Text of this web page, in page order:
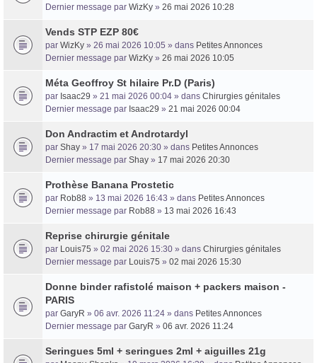
Dernier message par WizKy » 26 mai 2026 10:28
Vends STP EZP 80€
par WizKy » 26 mai 2026 10:05 » dans Petites Annonces
Dernier message par WizKy » 26 mai 2026 10:05
Méta Geoffroy St hilaire Pr.D (Paris)
par Isaac29 » 21 mai 2026 00:04 » dans Chirurgies génitales
Dernier message par Isaac29 » 21 mai 2026 00:04
Don Andractim et Androtardyl
par Shay » 17 mai 2026 20:30 » dans Petites Annonces
Dernier message par Shay » 17 mai 2026 20:30
Prothèse Banana Prostetic
par Rob88 » 13 mai 2026 16:43 » dans Petites Annonces
Dernier message par Rob88 » 13 mai 2026 16:43
Reprise chirurgie génitale
par Louis75 » 02 mai 2026 15:30 » dans Chirurgies génitales
Dernier message par Louis75 » 02 mai 2026 15:30
Donne binder rafistolé maison + packers maison -
PARIS
par GaryR » 06 avr. 2026 11:24 » dans Petites Annonces
Dernier message par GaryR » 06 avr. 2026 11:24
Seringues 5ml + seringues 2ml + aiguilles 21g